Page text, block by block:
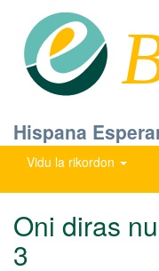
Hispana
Vidu la rikordon
Oni diras
3